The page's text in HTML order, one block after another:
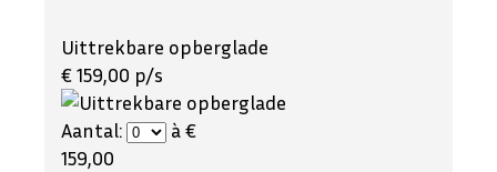
Uittrekbare opberglade
€ 159,00 p/s
Aantal:
à €
159,00